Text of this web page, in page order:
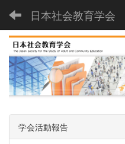
日本社会教育学会
学会活動報告